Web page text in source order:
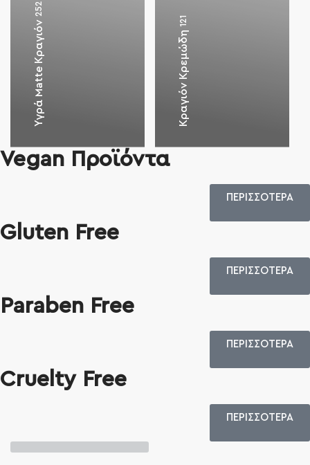
Υγρά Matte Κραγιόν
252
Κραγιόν Κρεμώδη
121
Vegan Προϊόντα
ΠΕΡΙΣΣΟΤΕΡΑ
Gluten Free
ΠΕΡΙΣΣΟΤΕΡΑ
Paraben Free
ΠΕΡΙΣΣΟΤΕΡΑ
Cruelty Free
ΠΕΡΙΣΣΟΤΕΡΑ